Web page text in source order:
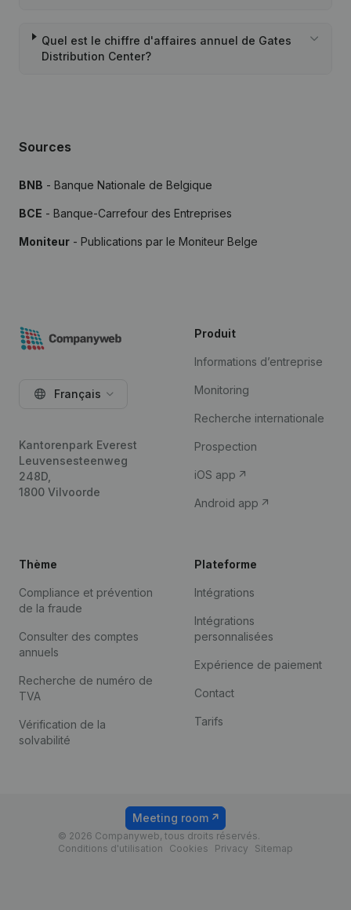
Quel est le chiffre d'affaires annuel de Gates
Distribution Center?
Sources
BNB - Banque Nationale de Belgique
BCE - Banque-Carrefour des Entreprises
Moniteur - Publications par le Moniteur Belge
Français
Kantorenpark Everest
Leuvensesteenweg
248D,
1800 Vilvoorde
Produit
Informations d’entreprise
Monitoring
Recherche internationale
Prospection
iOS app
Android app
Thème
Compliance et prévention
de la fraude
Consulter des comptes
annuels
Recherche de numéro de
TVA
Vérification de la
solvabilité
Plateforme
Intégrations
Intégrations
personnalisées
Expérience de paiement
Contact
Tarifs
© 2026 Companyweb, tous droits réservés.
Conditions d'utilisation
Cookies Privacy Sitemap
Meeting room